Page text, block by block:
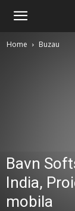
Home Buzau
Bavn
India,
mobila